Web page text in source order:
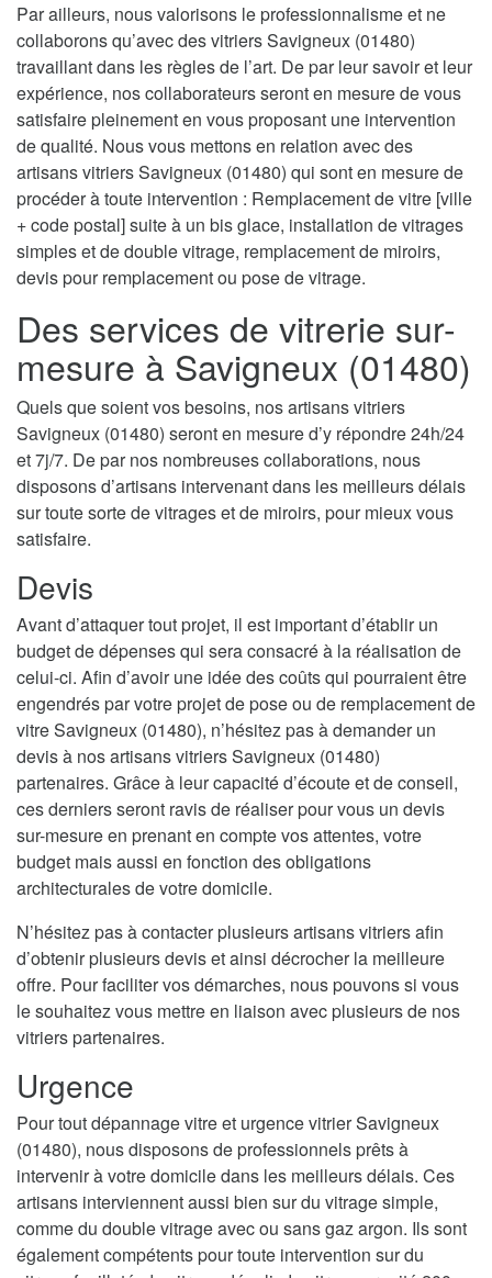
Par ailleurs, nous valorisons le professionnalisme et ne
collaborons qu’avec des vitriers Savigneux (01480)
travaillant dans les règles de l’art. De par leur savoir et leur
expérience, nos collaborateurs seront en mesure de vous
satisfaire pleinement en vous proposant une intervention
de qualité. Nous vous mettons en relation avec des
artisans vitriers Savigneux (01480) qui sont en mesure de
procéder à toute intervention : Remplacement de vitre [ville
+ code postal] suite à un bis glace, installation de vitrages
simples et de double vitrage, remplacement de miroirs,
devis pour remplacement ou pose de vitrage.
Des services de vitrerie sur-
mesure à Savigneux (01480)
Quels que soient vos besoins, nos artisans vitriers
Savigneux (01480) seront en mesure d’y répondre 24h/24
et 7j/7. De par nos nombreuses collaborations, nous
disposons d’artisans intervenant dans les meilleurs délais
sur toute sorte de vitrages et de miroirs, pour mieux vous
satisfaire.
Devis
Avant d’attaquer tout projet, il est important d’établir un
budget de dépenses qui sera consacré à la réalisation de
celui-ci. Afin d’avoir une idée des coûts qui pourraient être
engendrés par votre projet de pose ou de remplacement de
vitre Savigneux (01480), n’hésitez pas à demander un
devis à nos artisans vitriers Savigneux (01480)
partenaires. Grâce à leur capacité d’écoute et de conseil,
ces derniers seront ravis de réaliser pour vous un devis
sur-mesure en prenant en compte vos attentes, votre
budget mais aussi en fonction des obligations
architecturales de votre domicile.
N’hésitez pas à contacter plusieurs artisans vitriers afin
d’obtenir plusieurs devis et ainsi décrocher la meilleure
offre. Pour faciliter vos démarches, nous pouvons si vous
le souhaitez vous mettre en liaison avec plusieurs de nos
vitriers partenaires.
Urgence
Pour tout dépannage vitre et urgence vitrier Savigneux
(01480), nous disposons de professionnels prêts à
intervenir à votre domicile dans les meilleurs délais. Ces
artisans interviennent aussi bien sur du vitrage simple,
comme du double vitrage avec ou sans gaz argon. Ils sont
également compétents pour toute intervention sur du